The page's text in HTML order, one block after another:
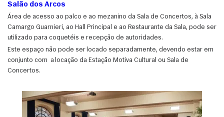
Salão dos Arcos
Área de acesso ao palco e ao mezanino da Sala de Concertos, à Sala
Camargo Guarnieri, ao Hall Principal e ao Restaurante da Sala, pode ser
utilizado para coquetéis e recepção de autoridades.
Este espaço não pode ser locado separadamente, devendo estar em
conjunto com a locação da Estação Motiva Cultural ou Sala de
Concertos.